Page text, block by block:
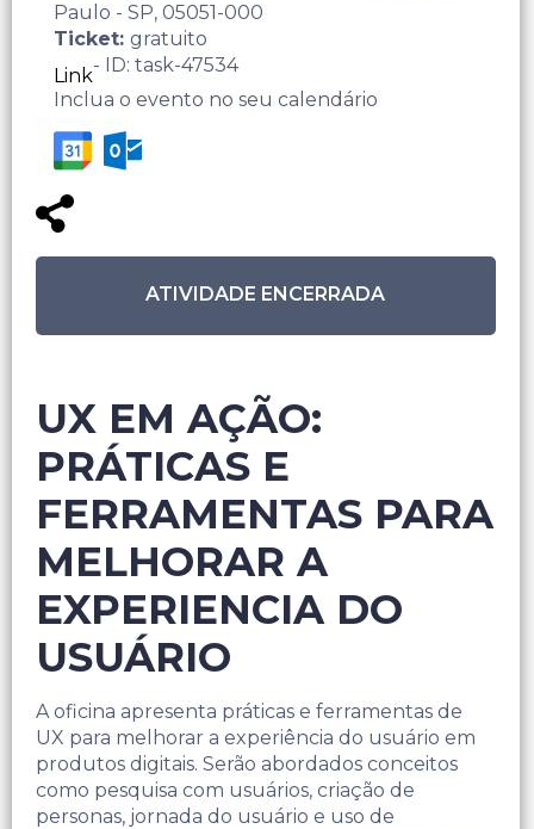
Paulo - SP, 05051-000
Ticket: gratuito
Link- ID: task-47534
Inclua o evento no seu calendário
ATIVIDADE ENCERRADA
UX EM AÇÃO:
PRÁTICAS E
FERRAMENTAS PARA
MELHORAR A
EXPERIENCIA DO
USUÁRIO
A oficina apresenta práticas e ferramentas de
UX para melhorar a experiência do usuário em
produtos digitais. Serão abordados conceitos
como pesquisa com usuários, criação de
personas, jornada do usuário e uso de